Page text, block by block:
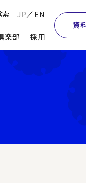
索 JP EN
楽部 採用
資
本
サプ
物流
ヒ
ビジ
営業・マーケティング
設計・開発・生産・
【特集】会計システ
【特集】FP＆Aへの
特徴
学術顧
DE&I推
グルー
グロー
パート